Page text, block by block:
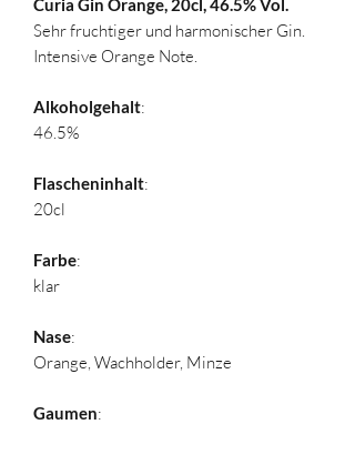
Sehr fruchtiger und harmonischer Gin.
Intensive Orange Note.
Alkoholgehalt:
46.5%
Flascheninhalt:
20cl
Farbe:
klar
Nase:
Orange, Wachholder, Minze
Gaumen: